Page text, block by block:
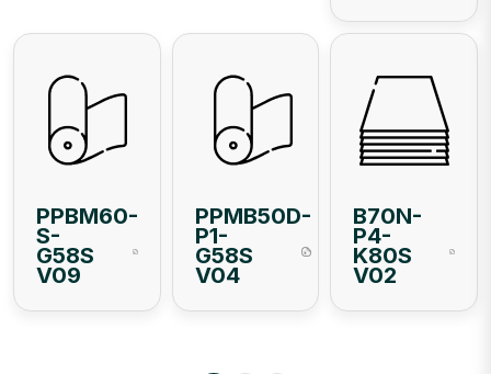
PPBM60-
S-
G58S
V09
PPMB50D-
P1-
G58S
V04
B70N-
P4-
K80S
V02